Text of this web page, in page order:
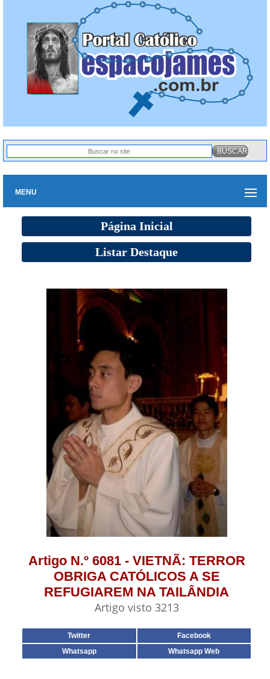
MENU
Página Inicial
Listar Destaque
Artigo N.º 6081 - VIETNÃ: TERROR
OBRIGA CATÓLICOS A SE
REFUGIAREM NA TAILÂNDIA
Artigo visto 3213
Twitter
Facebook
Whatsapp
Whatsapp Web